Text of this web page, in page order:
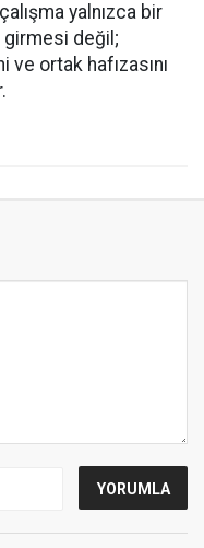
yalnızca bir
girmesi değil;
ortak hafızasını